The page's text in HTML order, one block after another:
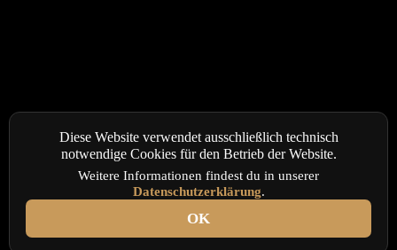
Diese Website verwendet ausschließlich technisch
notwendige Cookies für den Betrieb der Website.
Weitere Informationen findest du in unserer
Datenschutzerklärung.
OK